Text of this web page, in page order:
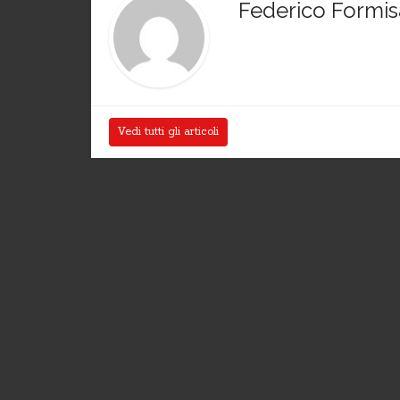
Federico
Vedi tutti gli articoli